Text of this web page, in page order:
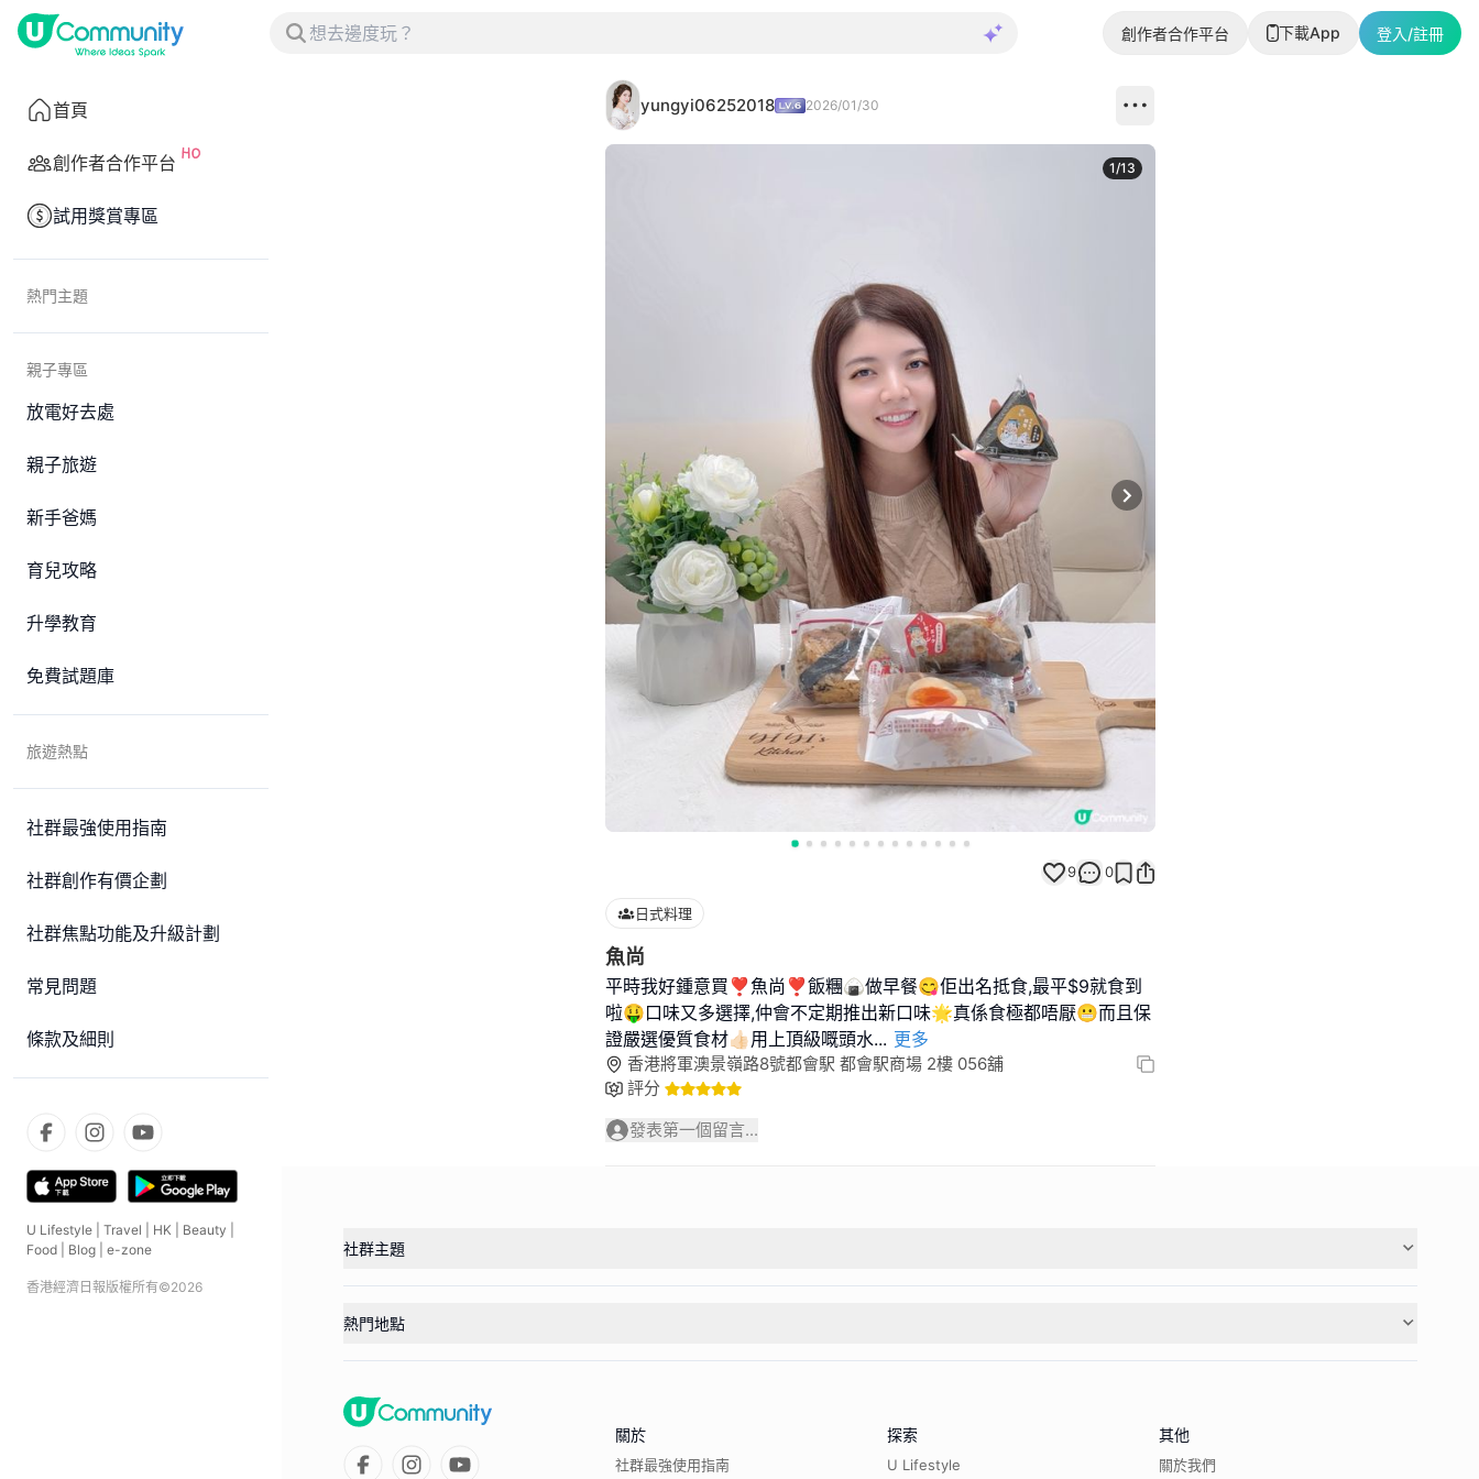
創作者合作平台 下載App 登入/註冊
首頁
創作者合作平台
試用獎賞專區
熱門主題
親子專區
放電好去處
親子旅遊
新手爸媽
育兒攻略
升學教育
免費試題庫
旅遊熱點
社群最強使用指南
社群創作有價企劃
社群焦點功能及升級計劃
常見問題
條款及細則
U Lifestyle Travel HK Beauty
Food
Blog e-zone
香港經濟日報版權所有©2026
yungyi06252018 2026/01/30
Next slide
1/13
9 0
日式料理
魚尚
平時我好鍾意買❣︎魚尚❣︎飯糰🍙做早餐😋佢出名抵食,最平$9就食到
啦🤑口味又多選擇,仲會不定期推出新口味🌟真係食極都唔厭😬而且保
證嚴選優質食材👍🏻用上頂級嘅頭水... 更多
香港將軍澳景嶺路8號都會駅 都會駅商場 2樓 056舖
評分
發表第一個留言...
社群主題
熱門地點
關於
社群最強使用指南
探索
U Lifestyle
其他
關於我們